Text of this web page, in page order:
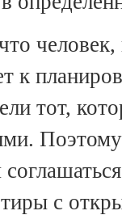
к
тот,
с